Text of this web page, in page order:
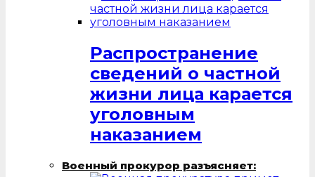
Распространение
сведений о частной
жизни лица карается
уголовным
наказанием
Военный прокурор разъясняет: